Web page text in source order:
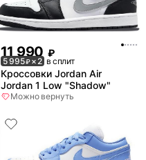
11 990 ₽
5 995₽× 2 в сплит
Кроссовки Jordan Air
Jordan 1 Low "Shadow"
Можно вернуть